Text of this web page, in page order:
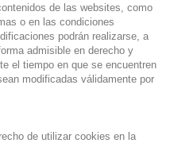
de las websites, como
o en las condiciones
podrán realizarse, a
admisible en derecho y
el tiempo en que se encuentren
modificadas válidamente por
de utilizar cookies en la